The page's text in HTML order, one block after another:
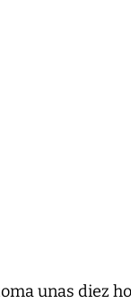
unas diez